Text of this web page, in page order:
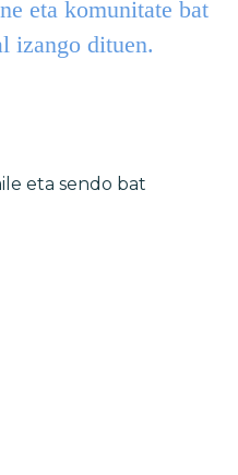
eta komunitate bat
izango dituen.
eta sendo bat